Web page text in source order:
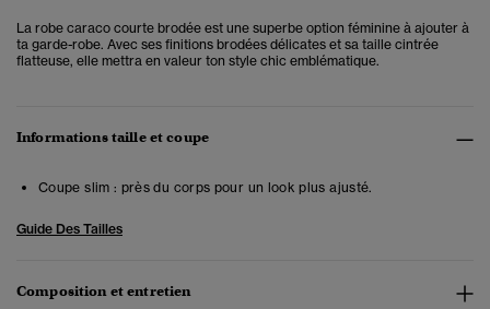
La robe caraco courte brodée est une superbe option féminine à ajouter à
ta garde-robe. Avec ses finitions brodées délicates et sa taille cintrée
flatteuse, elle mettra en valeur ton style chic emblématique.
Informations taille et coupe
Coupe slim : près du corps pour un look plus ajusté.
Guide Des Tailles
Composition et entretien